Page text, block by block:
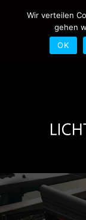
0170-
Wir verteilen
gehen
OK